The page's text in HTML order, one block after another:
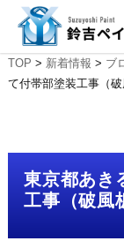
TOP > 新着情報 > ブ
て付帯部塗装工事（破
東京都あき
工事（破風